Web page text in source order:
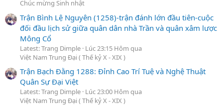
Chúc mừng Sinh nhật
Trận Bình Lệ Nguyên (1258)-trận đánh lớn đầu tiên-cuộc
đối đầu lịch sử giữa quân dân nhà Trần và quân xâm lược
Mông Cổ
Latest: Trang Dimple Lúc 23:15 Hôm qua
Việt Nam Trung Đại ( Thế kỷ X - XIX )
Trận Bạch Đằng 1288: Đỉnh Cao Trí Tuệ và Nghệ Thuật
Quân Sự Đại Việt
Latest: Trang Dimple Lúc 23:00 Hôm qua
Việt Nam Trung Đại ( Thế kỷ X - XIX )